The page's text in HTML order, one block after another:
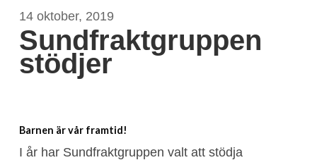
14 oktober, 2019
Sundfraktgruppen
stödjer
Barnen är vår framtid!
I år har Sundfraktgruppen valt att stödja